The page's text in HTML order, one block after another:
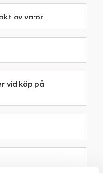
av varor
vid köp på